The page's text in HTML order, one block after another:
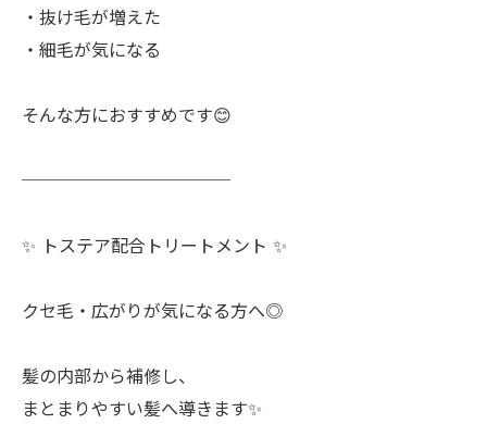
・抜け毛が増えた
・細毛が気になる
そんな方におすすめです😊
────────────
✨ トステア配合トリートメント ✨
クセ毛・広がりが気になる方へ◎
髪の内部から補修し、
まとまりやすい髪へ導きます✨